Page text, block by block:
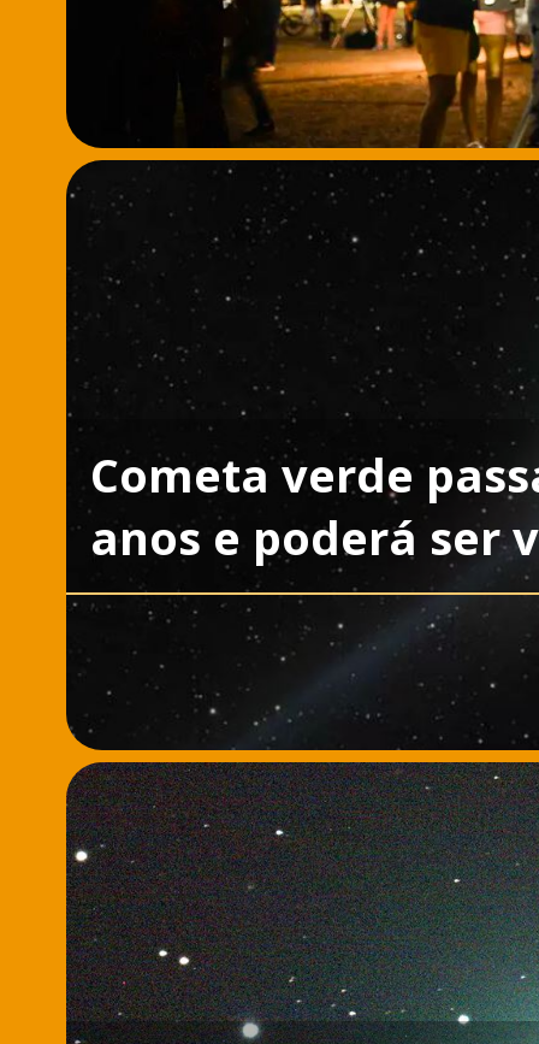
Cometa verde
anos e poderá ser